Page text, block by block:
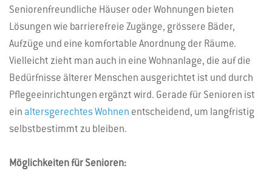
Seniorenfreundliche Häuser oder Wohnungen bieten
Lösungen wie barrierefreie Zugänge, grössere Bäder,
Aufzüge und eine komfortable Anordnung der Räume.
Vielleicht zieht man auch in eine Wohnanlage, die auf die
Bedürfnisse älterer Menschen ausgerichtet ist und durch
Pflegeeinrichtungen ergänzt wird. Gerade für Senioren ist
ein altersgerechtes Wohnen entscheidend, um langfristig
selbstbestimmt zu bleiben.
Möglichkeiten für Senioren: